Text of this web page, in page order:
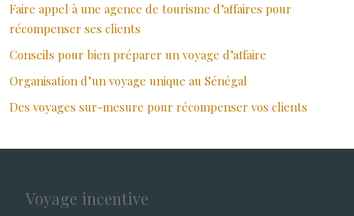
Faire appel à une agence de tourisme d’affaires pour
récompenser ses clients
Conseils pour bien préparer un voyage d’affaire
Organisation d’un voyage unique au Sénégal
Des voyages sur-mesure pour récompenser vos clients
Voyage incentive